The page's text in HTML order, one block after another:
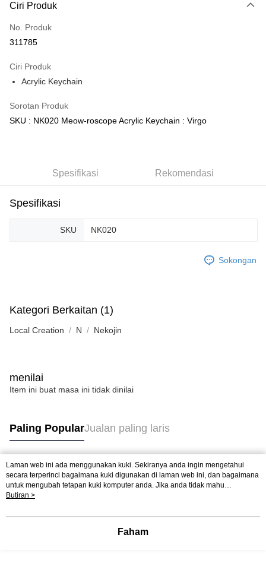
Hanya menyokong Maybank, CIMB Bank, Public Bank, RHB Bank, Hong
Boost
GrabPay
Rumah penghantaran
Rumah penghantaran
Ciri Produk
No. Produk
311785
Ciri Produk
Acrylic Keychain
Sorotan Produk
SKU : NK020 Meow-roscope Acrylic Keychain : Virgo
Spesifikasi Rekomendasi
Spesifikasi
SKU NK020
Sokongan
Kategori Berkaitan (1)
Local Creation N Nekojin
menilai
Item ini buat masa ini tidak dinilai
Paling PopularJualan paling laris
Tag Popular
Jualan paling laris
Laman web ini ada menggunakan kuki. Sekiranya anda ingin mengetahui
secara terperinci bagaimana kuki digunakan di laman web ini, dan bagaimana
untuk mengubah tetapan kuki komputer anda. Jika anda tidak mahu
menggunakan kuki di komputer anda, sila rujuk penerangan mengenai kuki.
mengetahui secara terperinci bagaimana kuki digunakan di laman web ini,
mahu menggunakan kuki di komputer anda, sila rujuk penerangan mengenai
Butiran >
Faham